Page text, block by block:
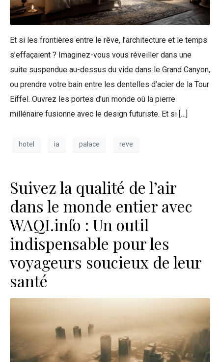
Et si les frontières entre le rêve, l’architecture et le temps
s’effaçaient ? Imaginez-vous vous réveiller dans une
suite suspendue au-dessus du vide dans le Grand Canyon,
ou prendre votre bain entre les dentelles d’acier de la Tour
Eiffel. Ouvrez les portes d’un monde où la pierre
millénaire fusionne avec le design futuriste. Et si […]
hotel ia palace reve
Suivez la qualité de l’air
dans le monde entier avec
WAQI.info : Un outil
indispensable pour les
voyageurs soucieux de leur
santé